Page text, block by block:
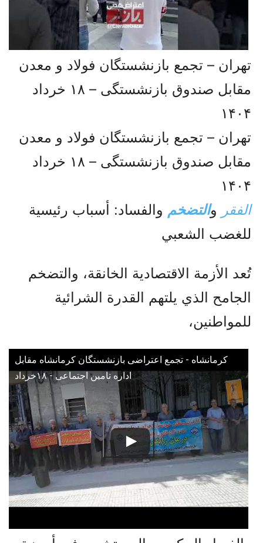
تهران – تجمع بازنشستگان فولاد و معدن
مقابل صندوق بازنشستگی – ۱۸ خرداد
۱۴۰۴
تهران – تجمع بازنشستگان فولاد و معدن
مقابل صندوق بازنشستگی – ۱۸ خرداد
۱۴۰۴
الفقر والتضخم والفساد: أسباب رئيسية
للغضب الشعبي
تُعد الأزمة الاقتصادية الخانقة، والتضخم
الجامح الذي يلتهم القدرة الشرائية
للمواطنين،
کرمانشاه - تجمع اعتراضی بازنشستگان کرمانشاه مقابل
اداره تامین اجتماعی - ۱۸خرداد